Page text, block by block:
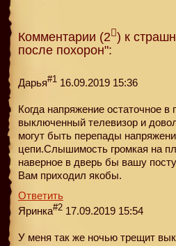
Комментарии (2 ) к
после похорон":
Дарья#1 16.09.2019 15:36
Когда напряжение остаточное
выключенный телевизор и
могут быть перепады
цепи.Слышимость громкая на
наверное в дверь бы вашу
Вам приходил якобы.
Ответить
Яринка#2 17.09.2019 15:54
У меня так же ночью трещит